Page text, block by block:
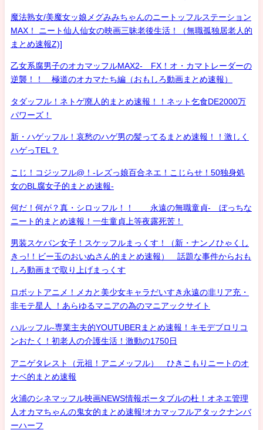
魔法熟女/美魔女ッ娘メグみみちゃんのニートッフルステーション
MAX！ ニート仙人仙女の映画三昧老後生活！（無職孤独居老人的
まとめ速報Z)]
乙女系腐男子のオカマッフルMAX2- FX！オ・カマトレーダーの
逆襲！！ 極道のオカマたち編（おもしろ動画まとめ速報）
タダッフル！ネトゲ廃人的まとめ速報！！ネット乞食DE2000万
パワーズ！
新・ハゲッフル！哀愁のハゲ男の髪ってるまとめ速報！！激しく
ハゲっTEL？
こじ！コジッフル@！-レズっ娘百合ネエ！こじらせ！50独身処
女のBL腐女子的まとめ速報-
何だ！何が？真・シロッフル！！ 永遠の無職童貞- ぼっちな
ニート的まとめ速報！一生童貞上等夜露死苦！
男装スケバン女子！スケッフルまっくす！（新・ナンノひゃくし
きっ!！ビー玉のおいぬさん的まとめ速報） 話題な事件からおも
しろ動画まで取り上げまっくす
ロボットアニメ！メカと美少女キャラだいすき永遠の非リア充・
非モテ星人 ！あらゆるマニアの為のマニアックサイト
ハルッフル-専業主夫的YOUTUBERまとめ速報！キモデブロリコ
ンおたく！初老人の介護生活！激動の1750日
アニゲタレスト（元祖！アニメッフル） ひきこもりニートのオ
ナベ的まとめ速報
火浦のシネマッフル映画NEWS情報ポータブルの杜！オネエ管理
人オカマちゃんの鬼女的まとめ速報!オカマッフルアタックナンバ
ーハーフ